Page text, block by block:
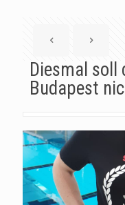
Diesmal soll
Budapest